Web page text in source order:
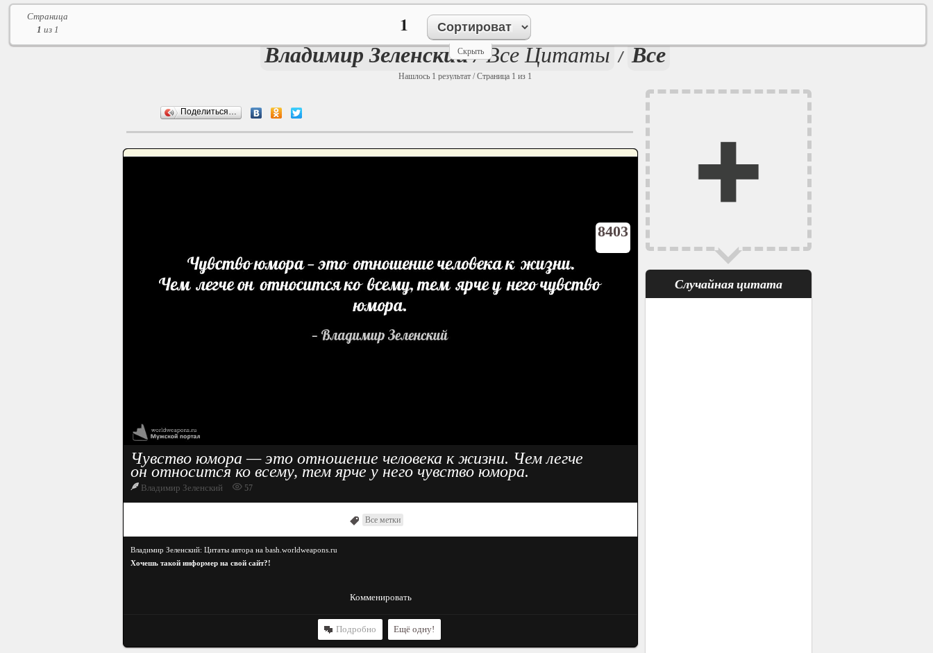
Владимир Зеленский/ Все Цитаты / Все
Нашлось 1 результат / Страница 1 из 1
Поделиться…
8403
Чувство юмора — это отношение человека к жизни. Чем легче
он относится ко всему, тем ярче у него чувство юмора.
Владимир Зеленский 57
Все метки
Владимир Зеленский: Цитаты автора на bash.worldweapons.ru
Хочешь такой информер на свой сайт?!
Комменировать
Подробно Ещё одну!
Случайная цитата
Скрыть
Страница
1 из 1 1